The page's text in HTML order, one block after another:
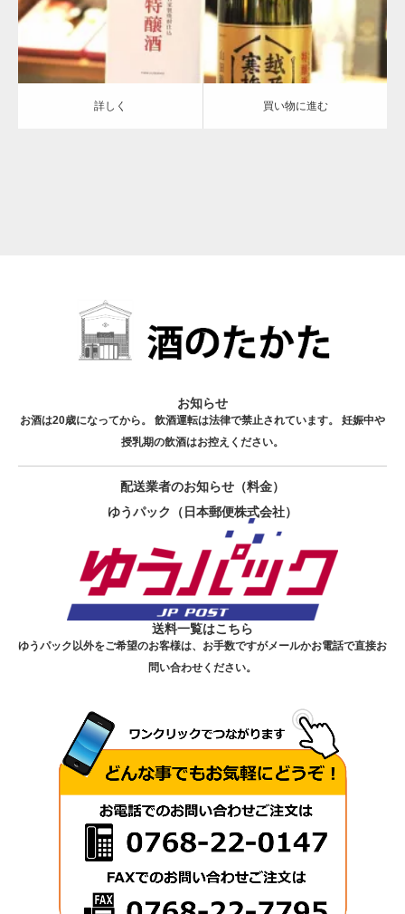
詳しく 買い物に進む
お知らせ
お酒は20歳になってから。 飲酒運転は法律で禁止されています。 妊娠中や
授乳期の飲酒はお控えください。
配送業者のお知らせ（料金）
ゆうパック（日本郵便株式会社）
送料一覧はこちら
ゆうパック以外をご希望のお客様は、お手数ですがメールかお電話で直接お
問い合わせください。